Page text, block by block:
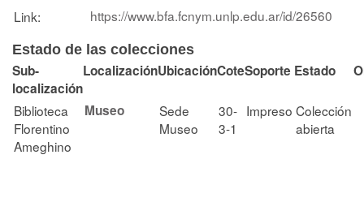
Link: https://www.bfa.fcnym.unlp.edu.ar/id/26560
Estado de las colecciones
Sub-
localización
LocalizaciónUbicaciónCoteSoporte Estado
Biblioteca
Florentino
Ameghino
Museo
Sede
Museo
30-
3-1
Impreso Colección
abierta